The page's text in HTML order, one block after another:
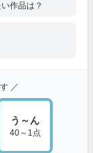
作品は？
／
う～ん
40～1点